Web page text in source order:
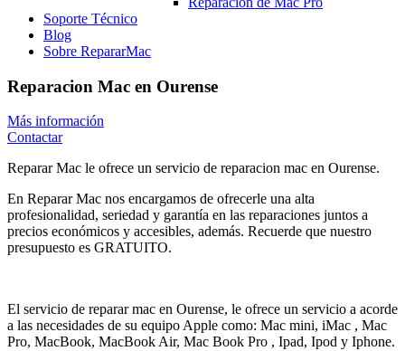
Soporte Técnico
Blog
Sobre RepararMac
Reparacion Mac en Ourense
Más información
Contactar
Reparar Mac le ofrece un servicio de reparacion mac en Ourense.
En Reparar Mac nos encargamos de ofrecerle una alta
profesionalidad, seriedad y garantía en las reparaciones juntos a
precios económicos y accesibles, además. Recuerde que nuestro
presupuesto es GRATUITO.
El servicio de reparar mac en Ourense, le ofrece un servicio a acorde
a las necesidades de su equipo Apple como: Mac mini, iMac , Mac
Pro, MacBook, MacBook Air, Mac Book Pro , Ipad, Ipod y Iphone.